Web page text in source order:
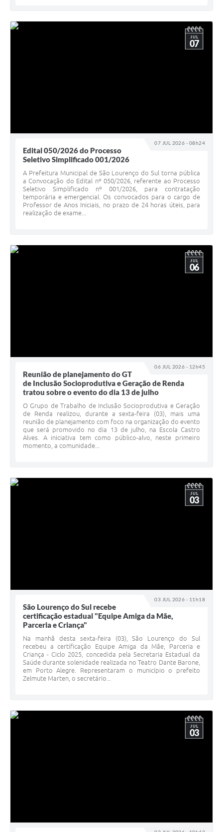
07 JUL 2026 - 08h24
JUL
07
Edital 050/2026 do Processo
Seletivo Simplificado 001/2026
A Prefeitura Municipal de São Lourenço do Sul torna pública
a Convocação do Edital nº 050/2026, referente ao Processo
Seletivo Simplificado nº 001/2026, para contratação
temporária e emergencial. Os convocados para o cargo de
Professor de Anos Iniciais, no prazo de 24 horas úteis, para
realização de exame...
06 JUL 2026 - 12h45
JUL
06
Reunião de planejamento do GT
de Inclusão Socioprodutiva e Geração de Renda
tratou sobre o evento do dia 13 de julho
O Grupo de Trabalho de Inclusão Socioprodutiva e Geração
de Renda realizou, durante a sexta-feira (03), mais uma
reunião de planejamento com foco na organização do evento
que será promovido no dia 13 de julho, na Escola Castro
Alves. A iniciativa tem como público-alvo, neste primeiro
momento, a comunidade...
03 JUL 2026 - 11h18
JUL
03
São Lourenço do Sul recebe
certificação estadual "Equipe Amiga da Mãe,
Parceria e Criança"
Na manhã desta sexta-feira (03), São Lourenço do Sul
recebeu a certificação Equipe Amiga da Mãe, Parceria e
Criança - Ciclo 2025, concedida pela Secretaria Estadual da
Saúde durante solenidade realizada no Teatro Dante Barone,
em Porto Alegre. Representaram o município o prefeito
Zelmute Marten, o secretário...
JUL
03